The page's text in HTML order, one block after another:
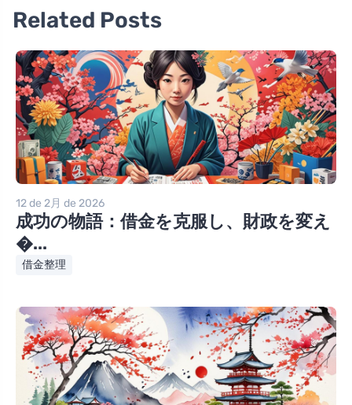
Related Posts
12 de 2月 de 2026
成功の物語：借金を克服し、財政を変え
�...
借金整理